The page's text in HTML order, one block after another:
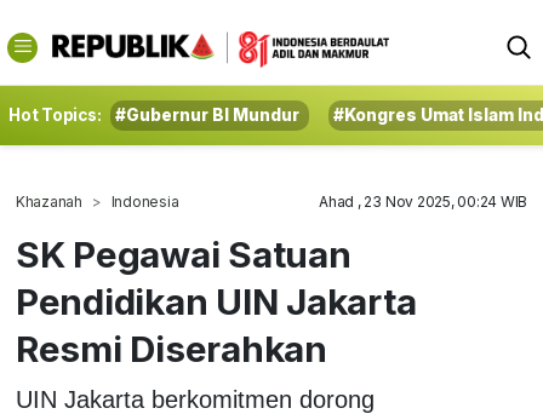
Hot Topics: #Gubernur BI Mundur #Kongres Umat Islam
Khazanah Indonesia Ahad , 23 Nov 2025, 00:24 WIB
SK Pegawai Satuan
Pendidikan UIN Jakarta
Resmi Diserahkan
UIN Jakarta berkomitmen dorong